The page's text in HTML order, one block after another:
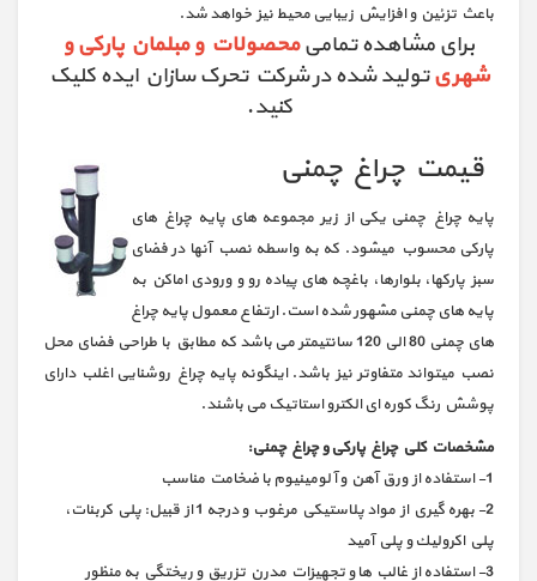
باعث تزئین و افزایش زیبایی محیط نیز خواهد شد.
برای مشاهده تمامیمحصولات و مبلمان پارکی و
شهریتولید شده در شرکت تحرک سازان ایده کلیک
کنید.
قیمت چراغ چمنی
پایه چراغ چمنی یکی از زیر مجموعه های پایه چراغ های
پارکی محسوب میشود. که به واسطه نصب آنها در فضای
سبز پارکها، بلوارها، باغچه های پیاده رو و ورودی اماکن به
پایه های چمنی مشهور شده است. ارتفاع معمول پایه چراغ
های چمنی 80 الی 120 سانتیمتر می باشد که مطابق با طراحی فضای محل
نصب میتواند متفاوتر نیز باشد. اینگونه پایه چراغ روشنایی اغلب دارای
پوشش رنگ کوره ای الکترو استاتیک می باشند.
مشخصات كلي چراغ پارکی و چراغ چمنی:
1- استفاده از ورق آهن و آلومينيوم با ضخامت مناسب
2- بهره گيري از مواد پلاستيكي مرغوب و درجه 1 از قبيل: پلي كربنات،
پلي اكروليك و پلي آميد
3- استفاده از غالب ها و تجهيزات مدرن تزريق و ريختگي به منظور